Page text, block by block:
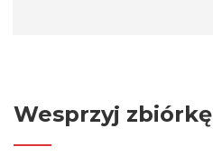
Wesprzyj zbiórkę